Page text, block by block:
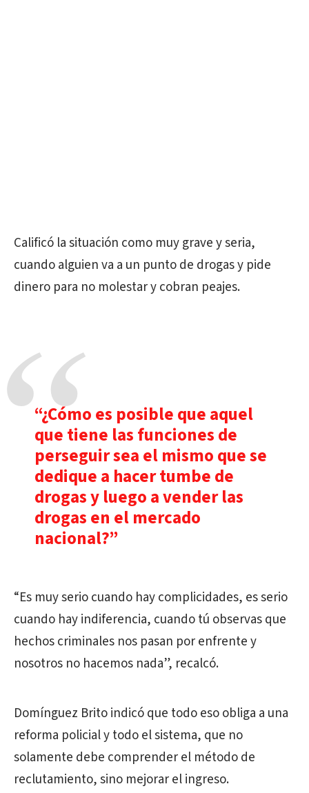
Calificó la situación como muy grave y seria,
cuando alguien va a un punto de drogas y pide
dinero para no molestar y cobran peajes.
“¿Cómo es posible que aquel
que tiene las funciones de
perseguir sea el mismo que se
dedique a hacer tumbe de
drogas y luego a vender las
drogas en el mercado
nacional?”
“Es muy serio cuando hay complicidades, es serio
cuando hay indiferencia, cuando tú observas que
hechos criminales nos pasan por enfrente y
nosotros no hacemos nada”, recalcó.
Domínguez Brito indicó que todo eso obliga a una
reforma policial y todo el sistema, que no
solamente debe comprender el método de
reclutamiento, sino mejorar el ingreso.